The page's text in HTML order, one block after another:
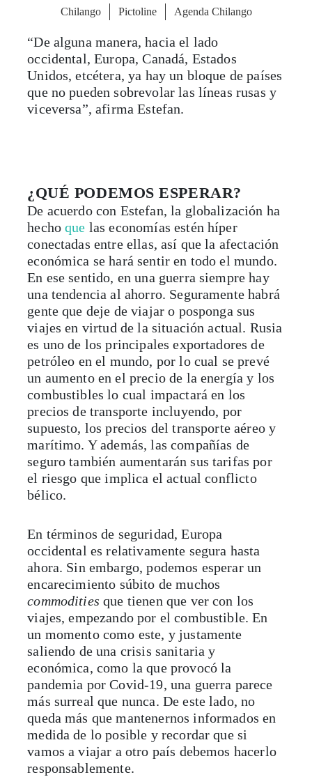
“De alguna manera, hacia el lado
occidental, Europa, Canadá, Estados
Unidos, etcétera, ya hay un bloque de países
que no pueden sobrevolar las líneas rusas y
viceversa”, afirma Estefan.
¿QUÉ PODEMOS ESPERAR?
De acuerdo con Estefan, la globalización ha
hechoque las economías estén híper
conectadas entre ellas, así que la afectación
económica se hará sentir en todo el mundo.
En ese sentido, en una guerra siempre hay
una tendencia al ahorro. Seguramente habrá
gente que deje de viajar o posponga sus
viajes en virtud de la situación actual. Rusia
es uno de los principales exportadores de
petróleo en el mundo, por lo cual se prevé
un aumento en el precio de la energía y los
combustibles lo cual impactará en los
precios de transporte incluyendo, por
supuesto, los precios del transporte aéreo y
marítimo. Y además, las compañías de
seguro también aumentarán sus tarifas por
el riesgo que implica el actual conflicto
bélico.
En términos de seguridad, Europa
occidental es relativamente segura hasta
ahora. Sin embargo, podemos esperar un
encarecimiento súbito de muchos
commodities que tienen que ver con los
viajes, empezando por el combustible.En
un momento como este, y justamente
saliendo de una crisis sanitaria y
económica, como la que provocó la
pandemia por Covid-19, una guerra parece
más surreal que nunca. De este lado, no
queda más que mantenernos informados en
medida de lo posible y recordar que si
vamos a viajar a otro país debemos hacerlo
responsablemente.